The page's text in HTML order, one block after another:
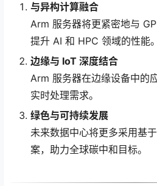
与异构计算融合
Arm 服务器将更紧密地与
提升 AI 和 HPC 领域的性能。
边缘与 IoT 深度结合
Arm 服务器在边缘设备中的
实时处理需求。
绿色与可持续发展
未来数据中心将更多采用基
案，助力全球碳中和目标。